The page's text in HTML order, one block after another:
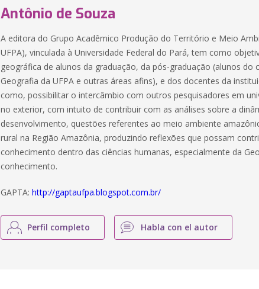
Antônio de Souza
A editora do Grupo Acadêmico Produção do Território e Meio
UFPA), vinculada à Universidade Federal do Pará, tem como
geográfica de alunos da graduação, da pós-graduação (alunos do
Geografia da UFPA e outras áreas afins), e dos docentes da
como, possibilitar o intercâmbio com outros pesquisadores em
no exterior, com intuito de contribuir com as análises sobre a
desenvolvimento, questões referentes ao meio ambiente
rural na Região Amazônia, produzindo reflexões que possam
conhecimento dentro das ciências humanas, especialmente da
conhecimento.
GAPTA:http://gaptaufpa.blogspot.com.br/
Perfil completo Habla con el autor